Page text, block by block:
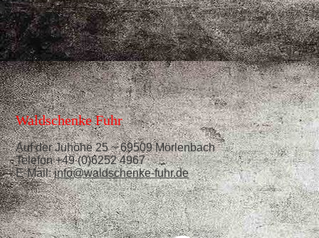
Waldschenke Fuhr
Auf der Juhöhe 25 ~ 69509 Mörlenbach
Telefon +49 (0)6252 4967
E-Mail:info@waldschenke-fuhr.de